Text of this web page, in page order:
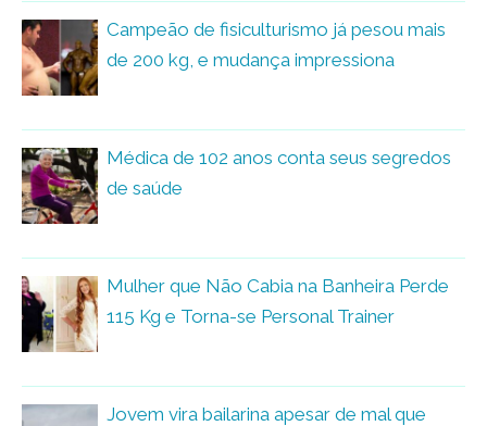
Campeão de fisiculturismo já pesou mais
de 200 kg, e mudança impressiona
Médica de 102 anos conta seus segredos
de saúde
Mulher que Não Cabia na Banheira Perde
115 Kg e Torna-se Personal Trainer
Jovem vira bailarina apesar de mal que